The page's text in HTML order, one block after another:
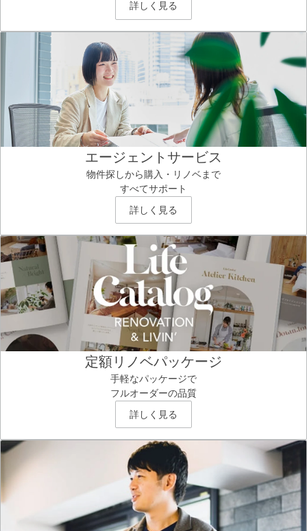
詳しく見る
エージェントサービス
物件探しから購入・リノベまで
すべてサポート
詳しく見る
定額リノベパッケージ
手軽なパッケージで
フルオーダーの品質
詳しく見る